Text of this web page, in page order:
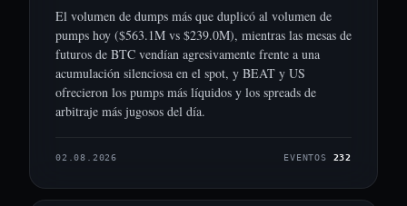
El volumen de dumps más que duplicó al volumen de
pumps hoy ($563.1M vs $239.0M), mientras las mesas de
futuros de BTC vendían agresivamente frente a una
acumulación silenciosa en el spot, y BEAT y US
ofrecieron los pumps más líquidos y los spreads de
arbitraje más jugosos del día.
02.08.2026 EVENTOS 232